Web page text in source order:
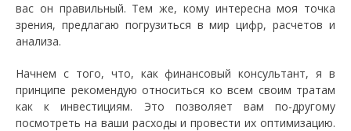
вас он правильный. Тем же, кому интересна моя точка
зрения, предлагаю погрузиться в мир цифр, расчетов и
анализа.
Начнем с того, что, как финансовый консультант, я в
принципе рекомендую относиться ко всем своим тратам
как к инвестициям. Это позволяет вам по-другому
посмотреть на ваши расходы и провести их оптимизацию.